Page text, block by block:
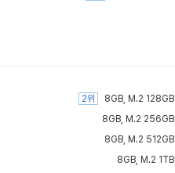
2위
8GB, M.2 128GB
8GB, M.2 256GB
8GB, M.2 512GB
8GB, M.2 1TB